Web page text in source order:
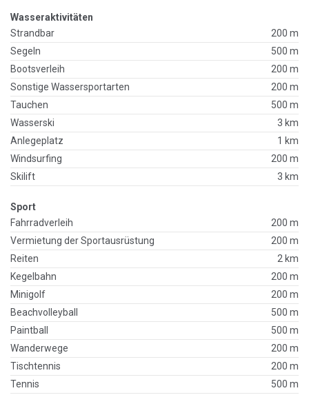
Wasseraktivitäten
Strandbar
200 m
Segeln
500 m
Bootsverleih
200 m
Sonstige Wassersportarten
200 m
Tauchen
500 m
Wasserski
3 km
Anlegeplatz
1 km
Windsurfing
200 m
Skilift
3 km
Sport
Fahrradverleih
200 m
Vermietung der Sportausrüstung
200 m
Reiten
2 km
Kegelbahn
200 m
Minigolf
200 m
Beachvolleyball
500 m
Paintball
500 m
Wanderwege
200 m
Tischtennis
200 m
Tennis
500 m